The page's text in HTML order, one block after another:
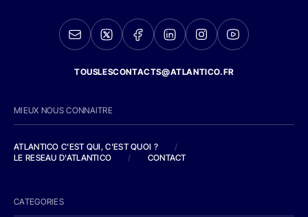
TOUSLESCONTACTS@ATLANTICO.FR
MIEUX NOUS CONNAITRE
ATLANTICO C'EST QUI, C'EST QUOI ?
/
LE RESEAU D'ATLANTICO
/ CONTACT
CATEGORIES